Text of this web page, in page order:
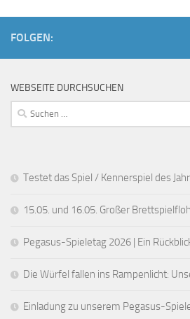
FOLGEN:
WEBSEITE DURCHSUCHEN
Suchen
nach:
Testet das Spiel / Kennerspiel des
15.05. und 16.05. Großer
Pegasus-Spieletag 2026 | Ein
Die Würfel fallen ins Rampenlicht:
Einladung zu unserem Pegasus-